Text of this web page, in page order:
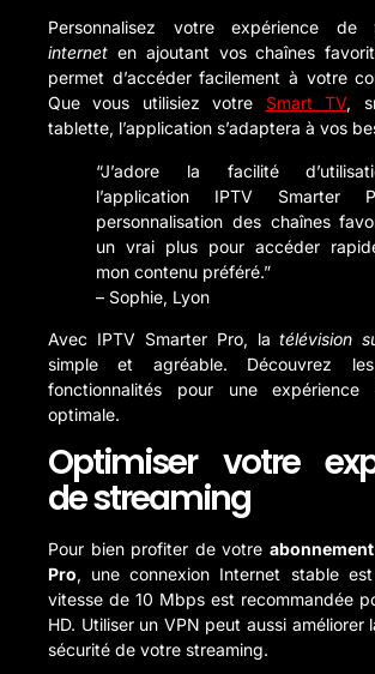
Personnalisez votre expérience de
internet en ajoutant vos chaînes
permet d’accéder facilement à votre
Que vous utilisiez votre Smart TV,
tablette, l’application s’adaptera à vos
“J’adore la facilité
l’application IPTV Smarter
personnalisation des chaînes
un vrai plus pour accéder
mon contenu préféré.”
– Sophie, Lyon
Avec IPTV Smarter Pro, latélévision
simple et agréable. Découvrez les
fonctionnalités pour une expérience
optimale.
Optimiser votre
de streaming
Pour bien profiter de votre
Pro, une connexion Internet stable
vitesse de 10 Mbps est recommandée
HD. Utiliser un VPN peut aussi améliorer
sécurité de votre streaming.